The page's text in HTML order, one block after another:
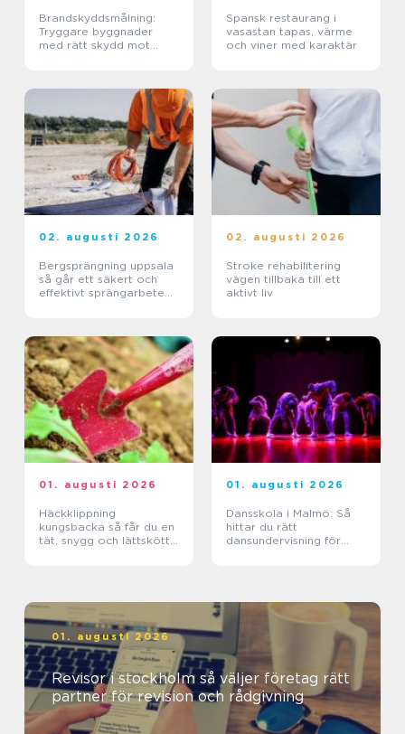
Brandskyddsmålning:
Tryggare byggnader
med rätt skydd mot
Spansk restaurang i
vasastan tapas, värme
och viner med karaktär
02. augusti 2026
Bergsprängning uppsala
så går ett säkert och
effektivt sprängarbete
02. augusti 2026
Stroke rehabilitering
vägen tillbaka till ett
aktivt liv
01. augusti 2026
Häckklippning
kungsbacka så får du en
tät, snygg och lättskött
01. augusti 2026
Dansskola i Malmö: Så
hittar du rätt
dansundervisning för
01. augusti 2026
Revisor i stockholm så väljer företag rätt
partner för revision och rådgivning